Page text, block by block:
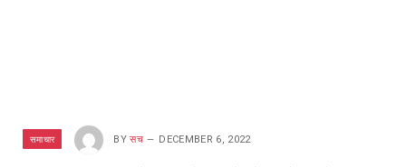
समाचार BY सच DECEMBER 6, 2022